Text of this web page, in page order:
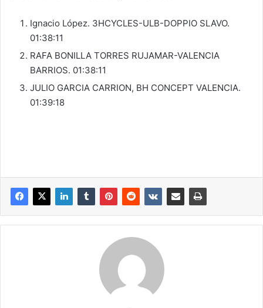
Ignacio López. 3HCYCLES-ULB-DOPPIO SLAVO.
01:38:11
RAFA BONILLA TORRES RUJAMAR-VALENCIA
BARRIOS. 01:38:11
JULIO GARCIA CARRION, BH CONCEPT VALENCIA.
01:39:18